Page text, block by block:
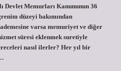
Devlet Memurları Kanununun 36
düzeyi bakımından
varsa memuriyet ve diğer
süresi eklenmek suretiyle
nasıl ilerler? Her yıl bir